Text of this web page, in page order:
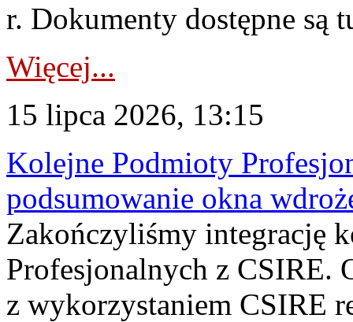
r. Dokumenty dostępne są
Więcej...
15 lipca 2026, 13:15
Kolejne Podmioty
podsumowanie okna
Zakończyliśmy integrację
Profesjonalnych z CSIRE.
z wykorzystaniem CSIRE